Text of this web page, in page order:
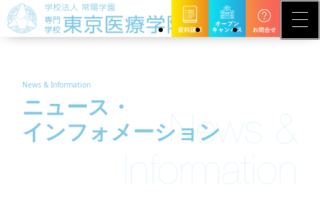
News & Information
ニュース・
インフォメーション